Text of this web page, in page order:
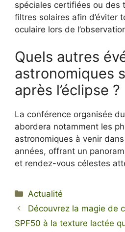
spéciales certifiées ou des
filtres solaires afin d’éviter
oculaire lors de
Quels autres
astronomiques
après l’éclipse ?
La conférence organisée
abordera notamment les
astronomiques à venir
années, offrant un
et rendez-vous célestes
Catégories
Actualité
Découvrez la magie de
SPF50 à la texture lactée